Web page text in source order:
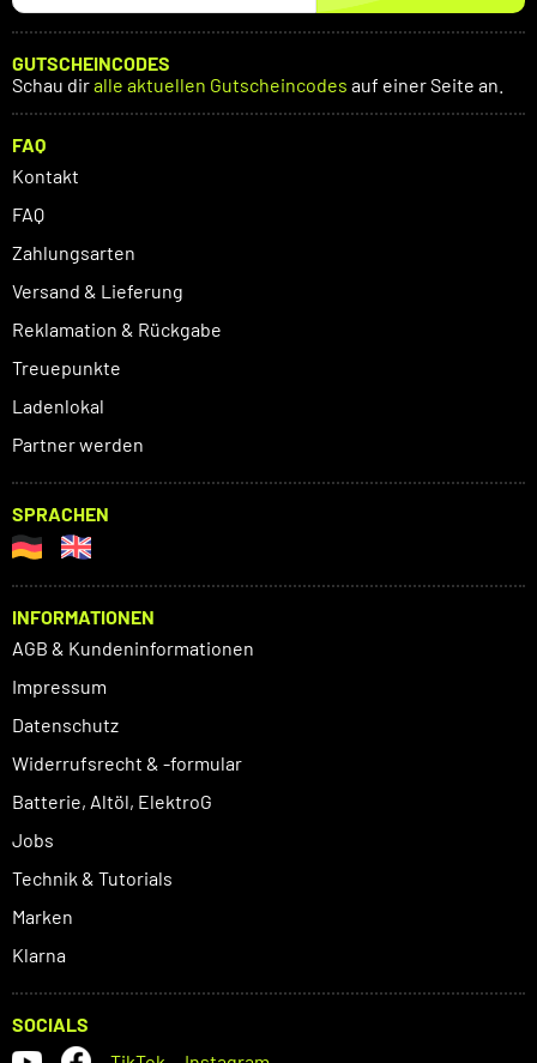
GUTSCHEINCODES
Schau diralle aktuellen Gutscheincodes auf einer Seite an.
FAQ
Kontakt
FAQ
Zahlungsarten
Versand & Lieferung
Reklamation & Rückgabe
Treuepunkte
Ladenlokal
Partner werden
SPRACHEN
INFORMATIONEN
AGB & Kundeninformationen
Impressum
Datenschutz
Widerrufsrecht & -formular
Batterie, Altöl, ElektroG
Jobs
Technik & Tutorials
Marken
Klarna
SOCIALS